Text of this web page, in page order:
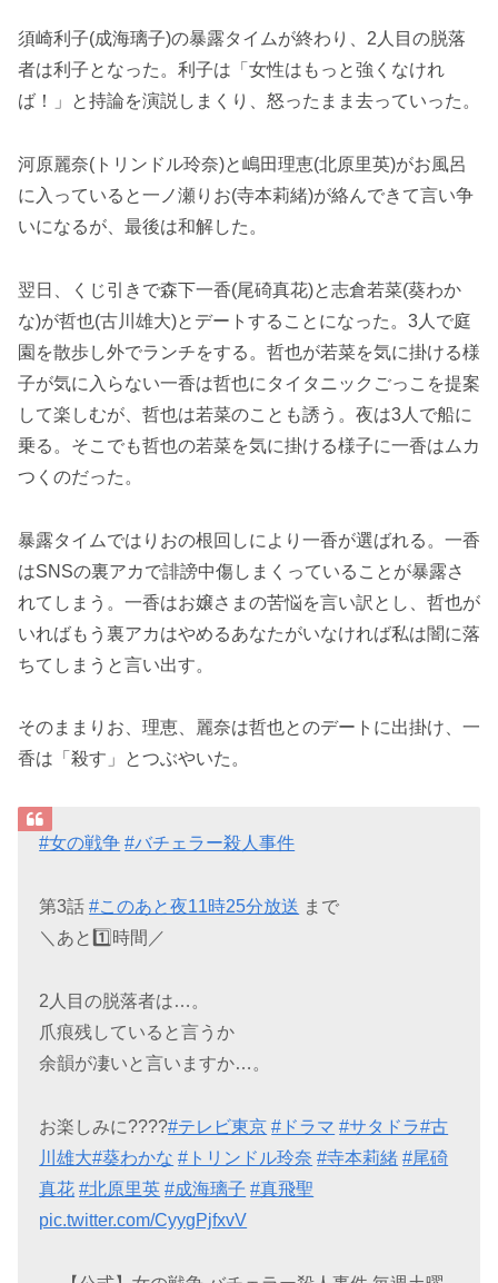
須崎利子(成海璃子)の暴露タイムが終わり、2人目の脱落
者は利子となった。利子は「女性はもっと強くなけれ
ば！」と持論を演説しまくり、怒ったまま去っていった。
河原麗奈(トリンドル玲奈)と嶋田理恵(北原里英)がお風呂
に入っていると一ノ瀬りお(寺本莉緒)が絡んできて言い争
いになるが、最後は和解した。
翌日、くじ引きで森下一香(尾碕真花)と志倉若菜(葵わか
な)が哲也(古川雄大)とデートすることになった。3人で庭
園を散歩し外でランチをする。哲也が若菜を気に掛ける様
子が気に入らない一香は哲也にタイタニックごっこを提案
して楽しむが、哲也は若菜のことも誘う。夜は3人で船に
乗る。そこでも哲也の若菜を気に掛ける様子に一香はムカ
つくのだった。
暴露タイムではりおの根回しにより一香が選ばれる。一香
はSNSの裏アカで誹謗中傷しまくっていることが暴露さ
れてしまう。一香はお嬢さまの苦悩を言い訳とし、哲也が
いればもう裏アカはやめるあなたがいなければ私は闇に落
ちてしまうと言い出す。
そのままりお、理恵、麗奈は哲也とのデートに出掛け、一
香は「殺す」とつぶやいた。
#女の戦争 #バチェラー殺人事件
第3話#このあと夜11時25分放送 まで
＼あと1️⃣時間／
2人目の脱落者は…。
爪痕残していると言うか
余韻が凄いと言いますか…。
お楽しみに????#テレビ東京 #ドラマ #サタドラ#古
川雄大#葵わかな #トリンドル玲奈 #寺本莉緒 #尾碕
真花 #北原里英 #成海璃子 #真飛聖
pic.twitter.com/CyygPjfxvV